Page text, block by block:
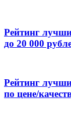
Рейтинг
до 20 000
Рейтинг
по цене/